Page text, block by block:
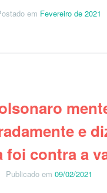
em Fevereiro de 2021
e
foi contra a
Publicado em 09/02/2021